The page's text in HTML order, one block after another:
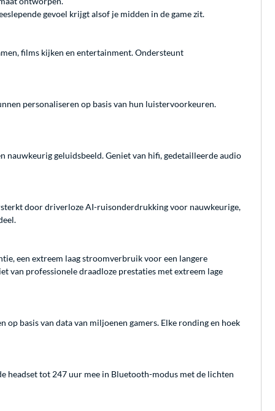
gevoel krijgt alsof je midden in de game zit.
films kijken en entertainment. Ondersteunt
personaliseren op basis van hun luistervoorkeuren.
nauwkeurig geluidsbeeld. Geniet van hifi, gedetailleerde audio
door driverloze AI-ruisonderdrukking voor nauwkeurige,
een extreem laag stroomverbruik voor een langere
van professionele draadloze prestaties met extreem lage
basis van data van miljoenen gamers. Elke ronding en hoek
headset tot 247 uur mee in Bluetooth-modus met de lichten